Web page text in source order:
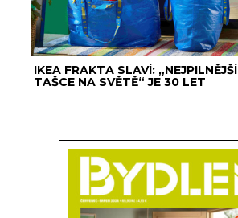
IKEA FRAKTA SLAVÍ: „NEJPILNĚJŠÍ
TAŠCE NA SVĚTĚ“ JE 30 LET